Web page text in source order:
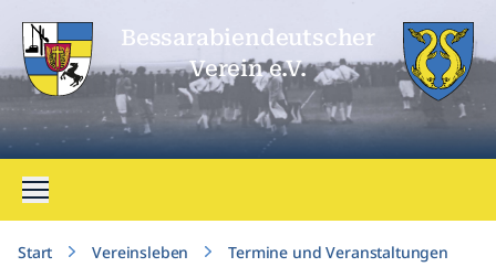
Bessarabien­deutscher
Verein e.V.
Menü öffnen
Start Vereinsleben
Termine und Veranstaltungen